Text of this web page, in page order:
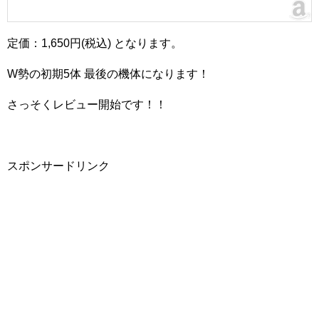
定価：1,650円(税込) となります。
W勢の初期5体 最後の機体になります！
さっそくレビュー開始です！！
スポンサードリンク